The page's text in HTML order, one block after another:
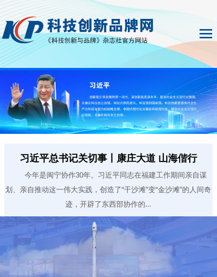
习近平总书记关切事丨康庄大道 山海偕行
今年是闽宁协作30年。习近平同志在福建工作期间亲自谋
划、亲自推动这一伟大实践，创造了“干沙滩”变“金沙滩”的人间奇
迹，开辟了东西部协作的...